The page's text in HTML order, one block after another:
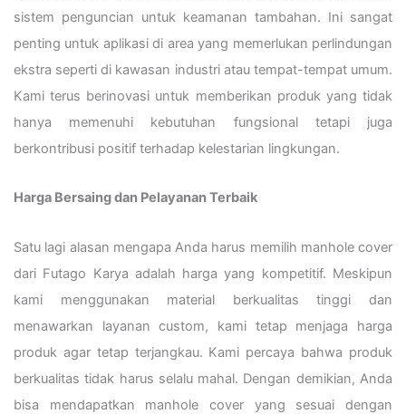
sistem penguncian untuk keamanan tambahan. Ini sangat
penting untuk aplikasi di area yang memerlukan perlindungan
ekstra seperti di kawasan industri atau tempat-tempat umum.
Kami terus berinovasi untuk memberikan produk yang tidak
hanya memenuhi kebutuhan fungsional tetapi juga
berkontribusi positif terhadap kelestarian lingkungan.
Harga Bersaing dan Pelayanan Terbaik
Satu lagi alasan mengapa Anda harus memilih manhole cover
dari Futago Karya adalah harga yang kompetitif. Meskipun
kami menggunakan material berkualitas tinggi dan
menawarkan layanan custom, kami tetap menjaga harga
produk agar tetap terjangkau. Kami percaya bahwa produk
berkualitas tidak harus selalu mahal. Dengan demikian, Anda
bisa mendapatkan manhole cover yang sesuai dengan